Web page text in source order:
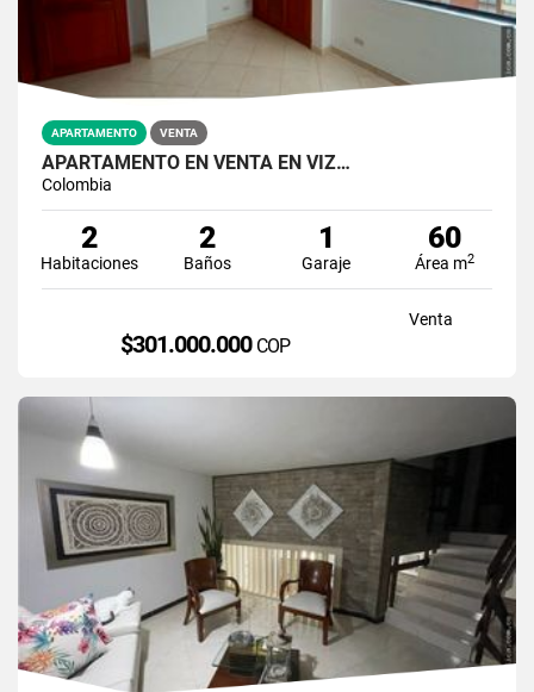
APARTAMENTO VENTA
APARTAMENTO EN VENTA EN VIZ…
Colombia
2
Habitaciones
2
Baños
1
Garaje
60
Área m2
Venta
$301.000.000 COP